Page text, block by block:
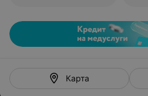
Карта